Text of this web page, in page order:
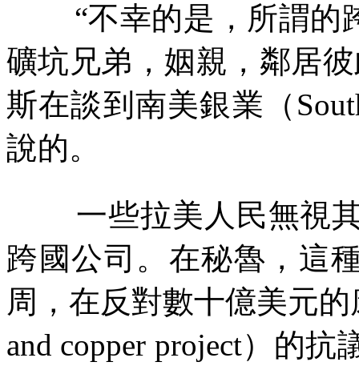
“不幸的是，所謂的
礦坑兄弟，姻親，鄰居
斯在談到南美銀業（
說的。
一些拉美人民無視
跨國公司。在秘魯，這
周，在反對數十億美元
and copper project）的抗